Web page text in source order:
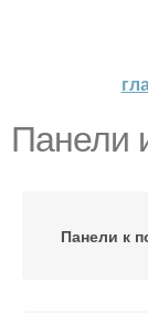
Панели
Панели к